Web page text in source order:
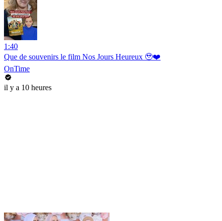
1:40
Que de souvenirs le film Nos Jours Heureux 🥹❤️
OnTime
il y a 10 heures